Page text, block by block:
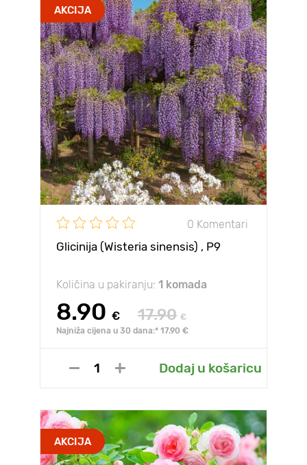
AKCIJA
0 Komentari
Glicinija (Wisteria sinensis) , P9
Količina u pakiranju: 1 komada
8.90 € 17.90 €
Najniža cijena u 30 dana:* 17.90 €
Dodaj u košaricu
AKCIJA